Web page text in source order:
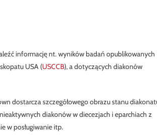
informację nt. wyników badań opublikowanych
USA (USCCB), a dotyczących diakonów
dostarcza szczegółowego obrazu stanu
diakonów w diecezjach i eparchiach z
w posługiwanie itp.